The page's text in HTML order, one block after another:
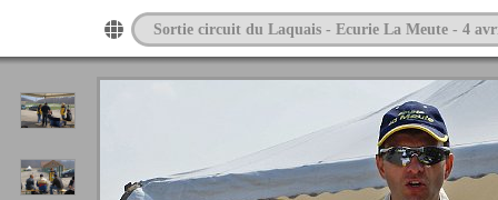
Sortie circuit du Laquais - Ecurie La Meute - 4